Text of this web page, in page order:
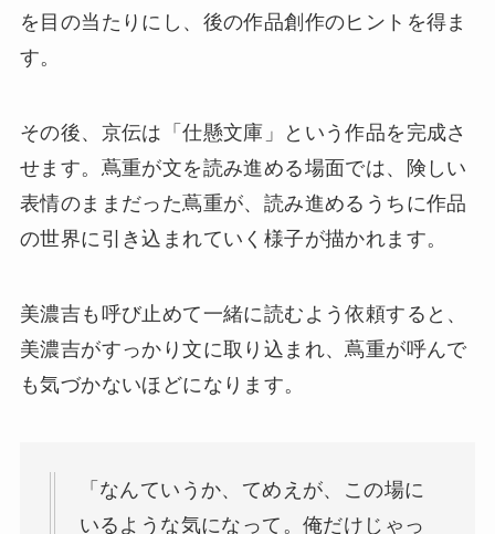
を目の当たりにし、後の作品創作のヒントを得ま
す。
その後、京伝は「仕懸文庫」という作品を完成さ
せます。蔦重が文を読み進める場面では、険しい
表情のままだった蔦重が、読み進めるうちに作品
の世界に引き込まれていく様子が描かれます。
美濃吉も呼び止めて一緒に読むよう依頼すると、
美濃吉がすっかり文に取り込まれ、蔦重が呼んで
も気づかないほどになります。
「なんていうか、てめえが、この場に
いるような気になって。俺だけじゃっ